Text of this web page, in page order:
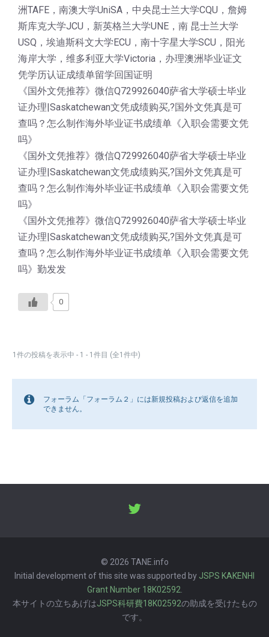
洲TAFE，南澳大学UniSA，中央昆士兰大学CQU，詹姆
斯库克大学JCU，新英格兰大学UNE，南 昆士兰大学
USQ，埃迪斯科文大学ECU，南十字星大学SCU，阳光
海岸大学，维多利亚大学Victoria，办理澳洲毕业证文
凭学历认证成绩单留学回国证明
《国外文凭推荐》微信Q729926040萨省大学硕士毕业
证办理|Saskatchewan文凭成绩购买,?国外文凭真是可
查吗？怎么制作海外毕业证书成绩单《入职会需要文凭
吗》
《国外文凭推荐》微信Q729926040萨省大学硕士毕业
证办理|Saskatchewan文凭成绩购买,?国外文凭真是可
查吗？怎么制作海外毕业证书成绩单《入职会需要文凭
吗》
《国外文凭推荐》微信Q729926040萨省大学硕士毕业
证办理|Saskatchewan文凭成绩购买,?国外文凭真是可
查吗？怎么制作海外毕业证书成绩单《入职会需要文凭
吗》勤发发
0
1件の投稿を表示中 - 1 - 1件目 (全1件中)
フォーラム「フォーラム２」には新規投稿および返信を追加
できません。
© 2026 TANE.info
Initial development of this site was supported by JSPS KAKENHI
Grant Number 18K02592
本サイトの立ちあげはJSPS科研費18K02592の助成を受けたもの
です。